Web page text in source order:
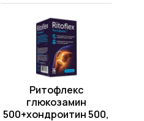
Ритофлекс
глюкозамин
500+хондроитин 500,